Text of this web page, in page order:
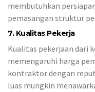
membutuhkan
pemasangan struktur
7. Kualitas Pekerja
Kualitas pekerjaan dari
memengaruhi harga
kontraktor dengan
luas mungkin